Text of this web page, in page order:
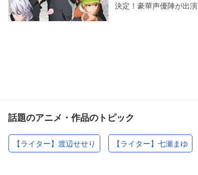
決定！豪華声優陣が出演
話題のアニメ・作品のトピック
【ライター】渡辺せせり 【ライター】七瀬まゆ